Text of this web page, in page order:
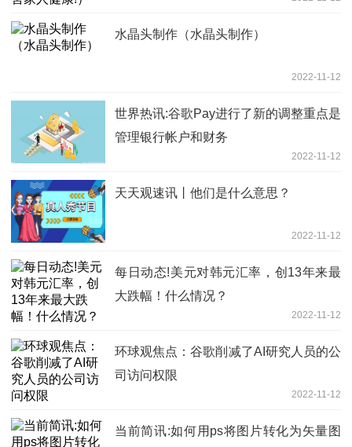
水晶头制作（水晶头制作）
2022-11-12
世界热讯:谷歌Pay进行了新的调整重点是
管理银行帐户和财务
2022-11-12
天天观速讯丨他们是什么意思？
2022-11-12
每日动态!美元对韩元汇率，创13年来最
大跌幅！什么情况？
2022-11-12
环球观焦点：谷歌削减了AI研究人员的公
司访问权限
2022-11-12
当前简讯:如何用ps将图片转化为矢量图